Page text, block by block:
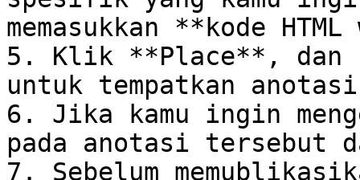
memasukkan **kode
5. Klik **Place**, dan
untuk tempatkan
6. Jika kamu ingin
pada anotasi tersebut
7. Sebelum